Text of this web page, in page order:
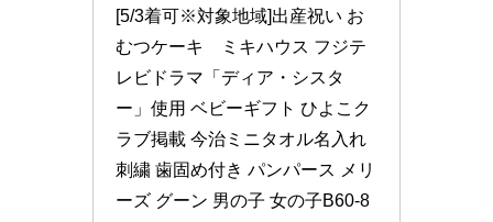
[5/3着可※対象地域]出産祝い お
むつケーキ　ミキハウス フジテ
レビドラマ「ディア・シスタ
ー」使用 ベビーギフト ひよこク
ラブ掲載 今治ミニタオル名入れ
刺繍 歯固め付き パンパース メリ
ーズ グーン 男の子 女の子B60-8